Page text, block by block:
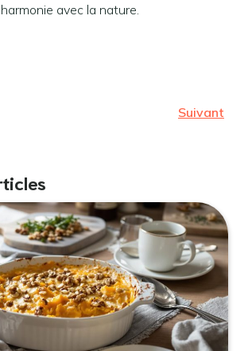
harmonie avec la nature.
Suivant